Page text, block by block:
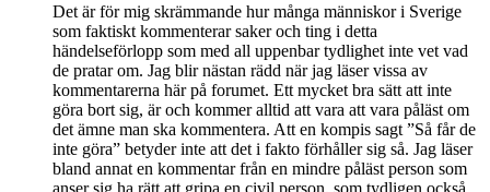
Det är för mig skrämmande hur många människor i Sverige
som faktiskt kommenterar saker och ting i detta
händelseförlopp som med all uppenbar tydlighet inte vet vad
de pratar om. Jag blir nästan rädd när jag läser vissa av
kommentarerna här på forumet. Ett mycket bra sätt att inte
göra bort sig, är och kommer alltid att vara att vara påläst om
det ämne man ska kommentera. Att en kompis sagt ”Så får de
inte göra” betyder inte att det i fakto förhåller sig så. Jag läser
bland annat en kommentar från en mindre påläst person som
anser sig ha rätt att gripa en civil person, som tydligen också